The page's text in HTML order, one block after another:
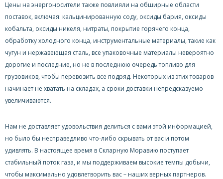
Цены на энергоносители также повлияли на обширные области
поставок, включая: кальцинированную соду, оксиды бария, оксиды
кобальта, оксиды никеля, нитраты, покрытие горячего конца,
обработку холодного конца, инструментальные материалы, такие как
чугун и нержавеющая сталь, все упаковочные материалы невероятно
дорогие и последние, но не в последнюю очередь топливо для
грузовиков, чтобы перевозить все подряд. Некоторых из этих товаров
начинает не хватать на складах, а сроки доставки непредсказуемо
увеличиваются.
Нам не доставляет удовольствия делиться с вами этой информацией,
но было бы несправедливо что-либо скрывать от вас и потом
удивлять. В настоящее время в Скларную Моравию поступает
стабильный поток газа, и мы поддерживаем высокие темпы добычи,
чтобы максимально удовлетворить вас – наших верных партнеров.